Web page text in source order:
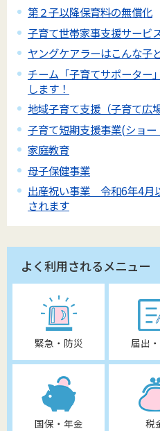
第２子以降保育料の無償化
子育て世帯家事支援サービ
ヤングケアラーはこんな子
チーム「子育てサポーター
します！
地域子育て支援（子育て広
子育て短期支援事業(ショ
家庭教育
母子保健事業
出産祝い事業 令和6年4月
されます
よく利用されるメニュー
緊急・防災 届出
国保・年金 税